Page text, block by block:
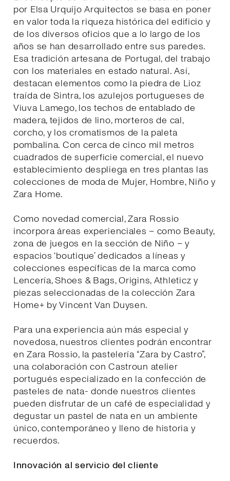
por Elsa Urquijo Arquitectos se basa en poner
en valor toda la riqueza histórica del edificio y
de los diversos oficios que a lo largo de los
años se han desarrollado entre sus paredes.
Esa tradición artesana de Portugal, del trabajo
con los materiales en estado natural. Así,
destacan elementos como la piedra de Lioz
traída de Sintra, los azulejos portugueses de
Viuva Lamego, los techos de entablado de
madera, tejidos de lino, morteros de cal,
corcho, y los cromatismos de la paleta
pombalina. Con cerca de cinco mil metros
cuadrados de superficie comercial, el nuevo
establecimiento despliega en tres plantas las
colecciones de moda de Mujer, Hombre, Niño y
Zara Home.
Como novedad comercial, Zara Rossio
incorpora áreas experienciales – como Beauty,
zona de juegos en la sección de Niño – y
espacios ‘boutique’ dedicados a líneas y
colecciones específicas de la marca como
Lencería, Shoes & Bags, Origins, Athleticz y
piezas seleccionadas de la colección Zara
Home+ by Vincent Van Duysen.
Para una experiencia aún más especial y
novedosa, nuestros clientes podrán encontrar
en Zara Rossio, la pastelería “Zara by Castro”,
una colaboración con Castroun atelier
portugués especializado en la confección de
pasteles de nata- donde nuestros clientes
pueden disfrutar de un café de especialidad y
degustar un pastel de nata en un ambiente
único, contemporáneo y lleno de historia y
recuerdos.
Innovación al servicio del cliente